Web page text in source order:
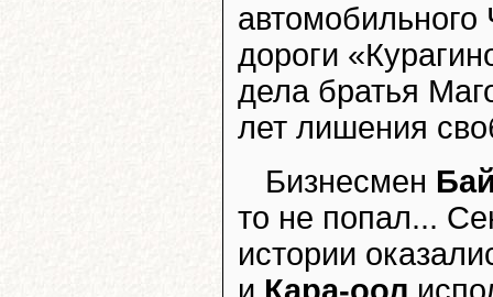
автомобильного
дороги
дела братья
лет лишения
Бизнесмен
то не попал...
истории